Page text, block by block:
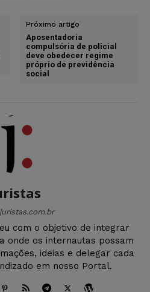
Próximo artigo
Aposentadoria
compulsória de policial
deve obedecer regime
próprio de previdência
social
com o objetivo de integrar
onde os internautas possam
ideias e delegar cada
em nosso Portal.